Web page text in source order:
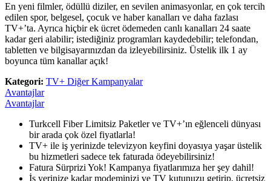
En yeni filmler, ödüllü diziler, en sevilen animasyonlar, en çok tercih
edilen spor, belgesel, çocuk ve haber kanalları ve daha fazlası
TV+’ta. Ayrıca hiçbir ek ücret ödemeden canlı kanalları 24 saate
kadar geri alabilir; istediğiniz programları kaydedebilir; telefondan,
tabletten ve bilgisayarınızdan da izleyebilirsiniz. Üstelik ilk 1 ay
boyunca tüm kanallar açık!
Kategori: TV+ Diğer Kampanyalar
Avantajlar
Avantajlar
​Turkcell Fiber Limitsiz Paketler ve TV+’ın eğlenceli dünyası
bir arada çok özel fiyatlarla!
TV+ ile iş yerinizde televizyon keyfini doyasıya yaşar üstelik
bu hizmetleri sadece tek faturada ödeyebilirsiniz!
Fatura Sürprizi Yok! Kampanya fiyatlarımıza her şey dahil!
İş yerinize kadar ​modeminizi ve TV kutunuzu getirip, ücretsiz